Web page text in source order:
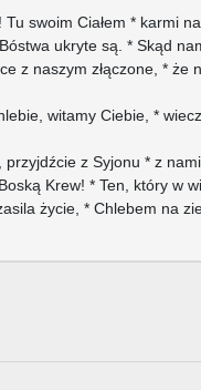
Tu swoim Ciałem * karmi
ukryte są. * Skąd
z naszym złączone, * że
witamy Ciebie, *
przyjdźcie z Syjonu * z
Krew! * Ten, który w
życie, * Chlebem na